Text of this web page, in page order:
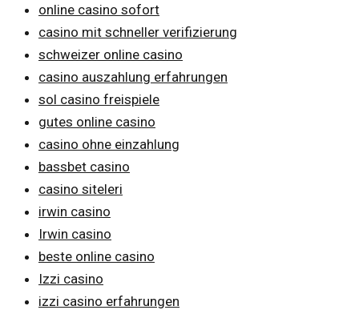
online casino sofort
casino mit schneller verifizierung
schweizer online casino
casino auszahlung erfahrungen
sol casino freispiele
gutes online casino
casino ohne einzahlung
bassbet casino
casino siteleri
irwin casino
Irwin casino
beste online casino
Izzi casino
izzi casino erfahrungen